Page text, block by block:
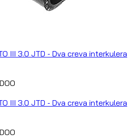
III 3.0 JTD - Dva creva interkulera
III 3.0 JTD - Dva creva interkulera